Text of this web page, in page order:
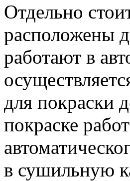
Отдельно
расположены
работают в
для покраски
покраске
в сушильную